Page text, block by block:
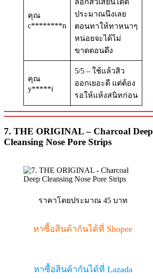
คุณ
c********n
ลอกสิวเสี้ยนได้ดี
ประมาณนึงเลย
ตอนทาให้ทาหนาๆ
หน่อยจะได้ไม่
ขาดตอนดึง
คุณ
y*****i
5/5 – ใช้แล้วสิว
ออกเยอะดี แต่ต้อง
รอให้แห้งสนิทก่อน
7. THE ORIGINAL – Charcoal Deep
Cleansing Nose Pore Strips
ราคาโดยประมาณ 45 บาท
หาซื้อสินค้ากันได้ที่ Shopee
หาซื้อสินค้ากันได้ที่ Lazada